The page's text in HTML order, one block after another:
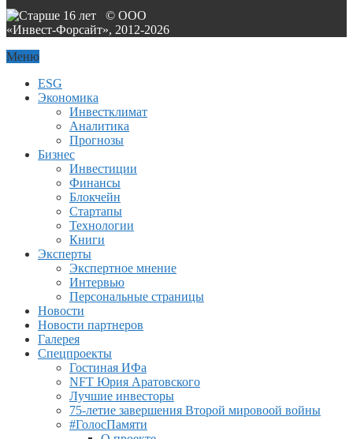
© ООО
«Инвест-Форсайт», 2012-2026
Меню
ESG
Экономика
Инвестклимат
Аналитика
Прогнозы
Бизнес
Инвестиции
Финансы
Блокчейн
Стартапы
Технологии
Книги
Эксперты
Экспертное мнение
Интервью
Персональные страницы
Новости
Новости партнеров
Галерея
Спецпроекты
Гостиная ИФа
NFT Юрия Аратовского
Лучшие инвесторы
75-летие завершения Второй мировоой войны
#ГолосПамяти